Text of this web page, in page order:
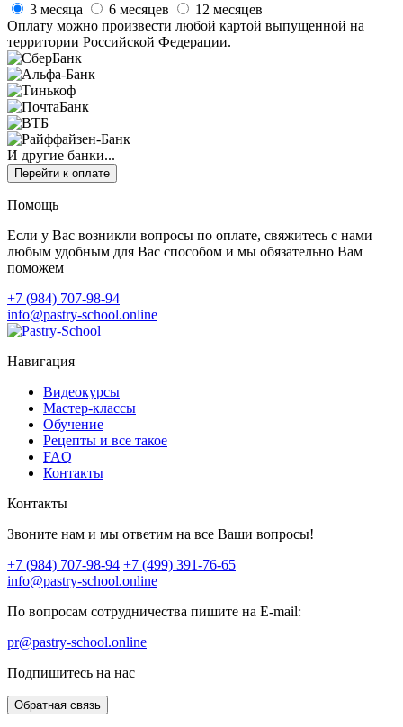
3 месяца
6 месяцев
12 месяцев
Оплату можно произвести любой картой выпущенной на
территории Российской Федерации.
И другие банки...
Перейти к оплате
Помощь
Если у Вас возникли вопросы по оплате, свяжитесь с нами
любым удобным для Вас способом и мы обязательно Вам
поможем
+7 (984) 707-98-94
info@pastry-school.online
Навигация
Видеокурсы
Мастер-классы
Обучение
Рецепты и все такое
FAQ
Контакты
Контакты
Звоните нам и мы ответим на все Ваши вопросы!
+7 (984) 707-98-94 +7 (499) 391-76-65
info@pastry-school.online
По вопросам сотрудничества пишите на E-mail:
pr@pastry-school.online
Подпишитесь на нас
Обратная связь